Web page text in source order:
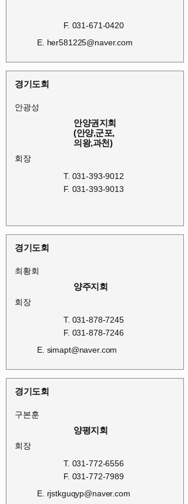
F. 031-671-0420
E. her581225@naver.com
경기도회
안광성
안양권지회
(안양,군포,
의왕,과천)
회장
T. 031-393-9012
F. 031-393-9013
경기도회
최황회
양주지회
회장
T. 031-878-7245
F. 031-878-7246
E. simapt@naver.com
경기도회
구본훈
양평지회
회장
T. 031-772-6556
F. 031-772-7989
E. rjstkguqyp@naver.com